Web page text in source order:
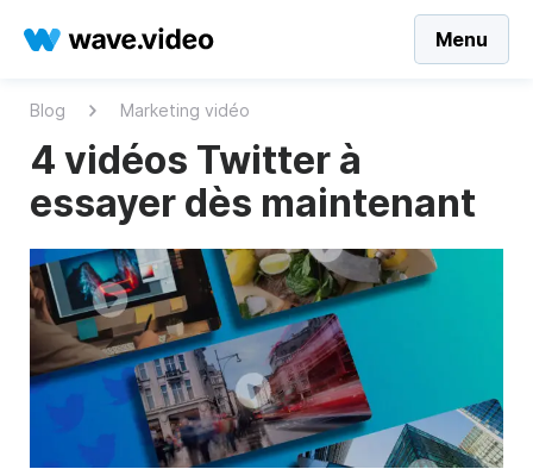
Menu
Blog Marketing vidéo
4 vidéos Twitter à
essayer dès maintenant